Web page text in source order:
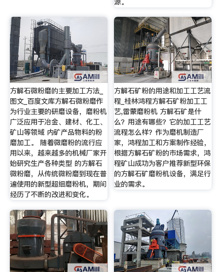
方解石微粉磨的主要加工方法_
图文_百度文库方解石微粉磨作
为行业主要的研磨设备，磨粉机
广泛应用于冶金、建材、化工、
矿山等领域 内矿产品物料的粉
磨加工。 随着微磨粉的流行应
用以来，越来越多的机械厂家开
始研究生产各种类型 的方解石
微粉磨，从传统微粉磨到现在普
遍使用的新型超细磨粉机，期间
经历了不断的改进和变化。
方解石矿粉的用途和加工工艺流
程_桂林鸿程方解石矿粉加工工
艺,雷蒙磨粉机 方解石矿是什
么？用途有哪些？它的加工工艺
流程怎么样？作为磨机制造厂
家，鸿程加工和方案制作经验，
根据方解石矿粉的市场需求，鸿
程矿山成功为客户推荐新型环保
的方解石矿磨粉机设备，满足行
业的需求。